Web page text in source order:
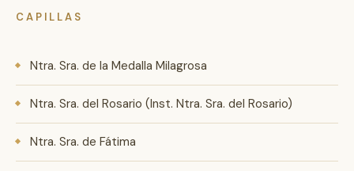
CAPILLAS
Ntra. Sra. de la Medalla Milagrosa
Ntra. Sra. del Rosario (Inst. Ntra. Sra. del Rosario)
Ntra. Sra. de Fátima